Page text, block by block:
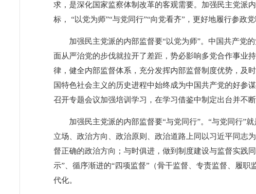
求，是深化国家监察体制改革的客观需要。加强民主党派
标， “以党为师”“与党同行”“向党看齐”，更好地履行参政党
加强民主党派的内部监督要“以党为师”。中国共产党
面从严治党的步伐就拉开了差距，势必影响多党合作事业
律，健全内部监督体系，充分发挥内部监督制度优势，及
国特色社会主义的历史进程中始终成为中国共产党的好参
召开专题会议加强培训学习，在学习借鉴中制定出台并不
加强民主党派的内部监督要“与党同行”。“与党同行”
立场、政治方向、政治原则、政治道路上同以习近平同志
督正确的政治方向；与时俱进，做到制度建设与监督实践
示”、循序渐进的“四项监督”（骨干监督、专责监督、履
代化。